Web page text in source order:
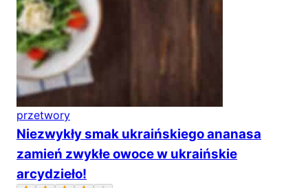
przetwory
Niezwykły smak ukraińskiego ananasa
zamień zwykłe owoce w ukraińskie
arcydzieło!